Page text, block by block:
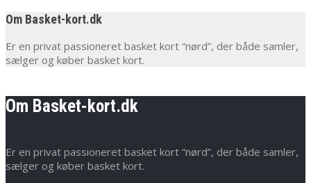
Om Basket-kort.dk
Er en privat passioneret basket kort “nørd”, der både samler,
sælger og køber basket kort.
Om Basket-kort.dk
Er en privat passioneret basket kort “nørd”, der både samler,
sælger og køber basket kort.